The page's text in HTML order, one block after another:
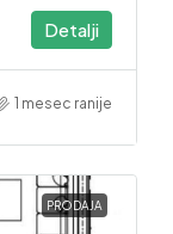
Detalji
1 mesec ranije
PRODAJA